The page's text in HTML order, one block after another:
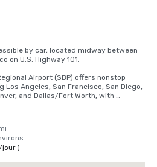
by car, located midway between
on U.S. Highway 101.
Airport (SBP) offers nonstop
Angeles, San Francisco, San Diego,
and Dallas/Fort Worth, with
Starlight and Pacific Surfliner also
jour)